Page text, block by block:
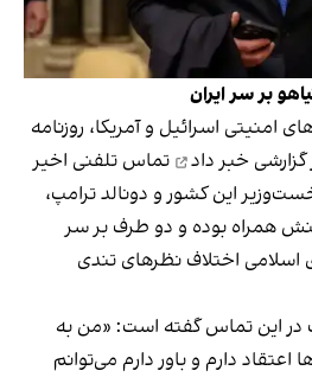
بر سر ایران
امنیتی اسرائيل و آمریکا، روزنامه
خبر داد
تماس تلفنی اخیر
این کشور و دونالد ترامپ،
همراه بوده و دو طرف بر سر
اسلامی اختلاف نظرهای تندی
در این تماس گفته است: «من به
اعتقاد دارم و باور دارم می‌توانم